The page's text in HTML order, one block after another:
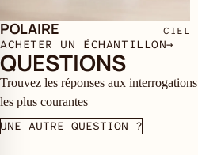
POLAIRE CIEL
ACHETER UN ÉCHANTILLON→
QUESTIONS
Trouvez les réponses aux interrogations
les plus courantes
UNE AUTRE QUESTION ?